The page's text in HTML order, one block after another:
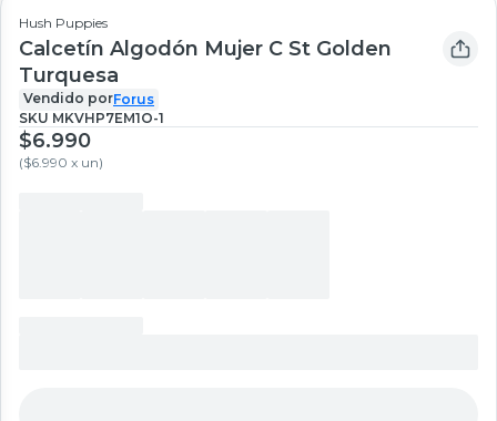
Hush Puppies
Calcetín Algodón Mujer C St Golden
Turquesa
Vendido porForus
SKU MKVHP7EM1O-1
$6.990
($6.990 x un)